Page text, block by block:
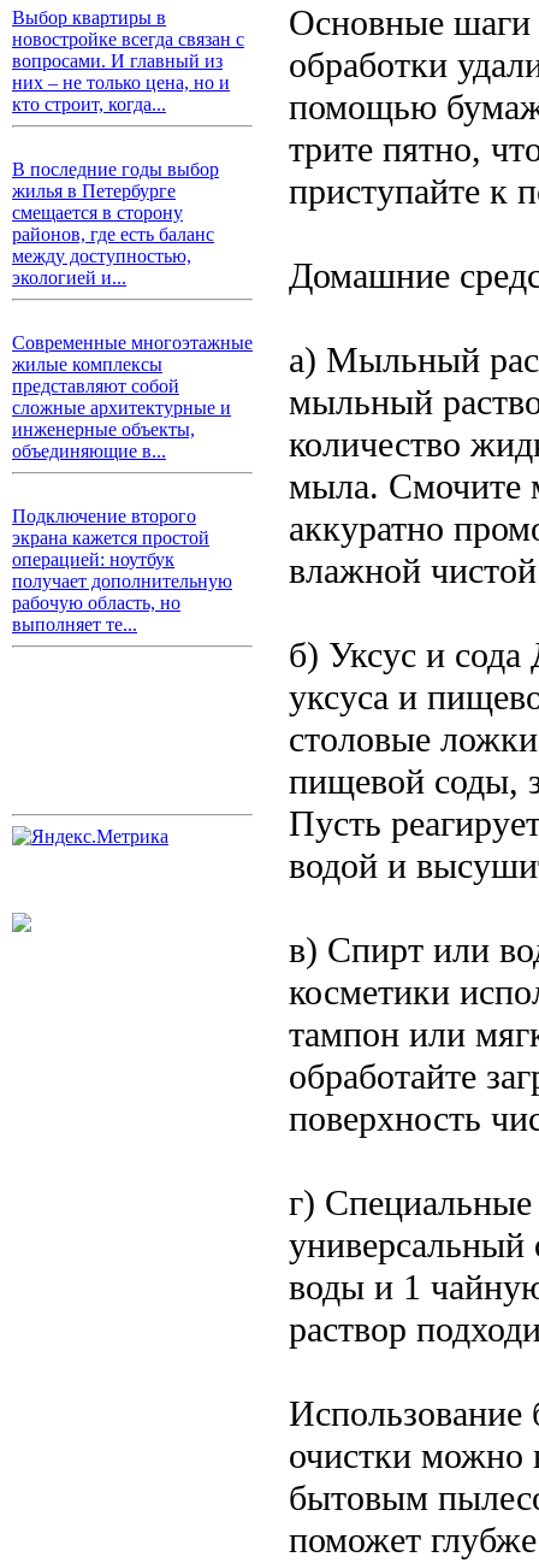
Выбор квартиры в
новостройке всегда связан с
вопросами. И главный из
них – не только цена, но и
кто строит, когда...
В последние годы выбор
жилья в Петербурге
смещается в сторону
районов, где есть баланс
между доступностью,
экологией и...
Современные многоэтажные
жилые комплексы
представляют собой
сложные архитектурные и
инженерные объекты,
объединяющие в...
Подключение второго
экрана кажется простой
операцией: ноутбук
получает дополнительную
рабочую область, но
выполняет те...
Основные шаги
обработки
помощью
трите пятно,
приступайте к
Домашние
а) Мыльный
мыльный
количество
мыла. Смочите
аккуратно
влажной
б) Уксус и сода
уксуса и
столовые
пищевой соды,
Пусть
водой и
в) Спирт или
косметики
тампон или
обработайте
поверхность
г)
универсальный
воды и 1
раствор
очистки можно
бытовым
поможет